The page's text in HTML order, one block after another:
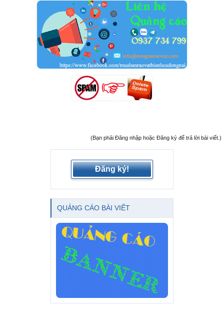
(Bạn phải Đăng nhập hoặc Đăng ký để trả lời bài viết.)
Đăng ký!
QUẢNG CÁO BÀI VIẾT